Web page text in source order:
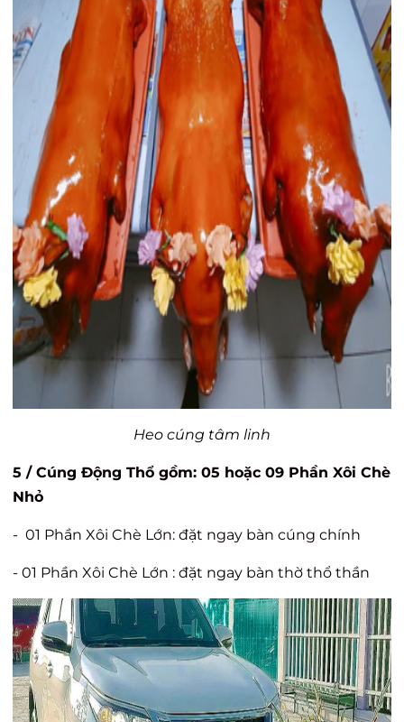
Heo cúng tâm linh
5 / Cúng Động Thổ gồm: 05 hoặc 09 Phần Xôi Chè
Nhỏ
- 01 Phần Xôi Chè Lớn: đặt ngay bàn cúng chính
- 01 Phần Xôi Chè Lớn : đặt ngay bàn thờ thổ thần